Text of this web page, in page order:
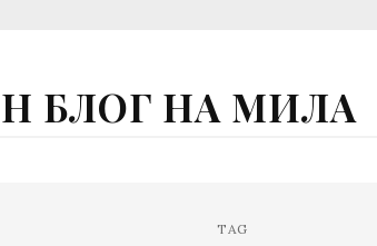
БЛОГ НА МИЛА
TAG